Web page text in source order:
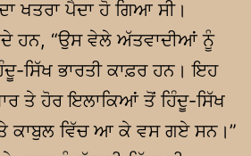
ਖਤਰਾ ਪੈਦਾ ਹੋ ਗਿਆ ਸੀ।
ਹਨ, “ਉਸ ਵੇਲੇ ਅੱਤਵਾਦੀਆਂ ਨੂੰ
ਸਿੱਖ ਭਾਰਤੀ ਕਾਫ਼ਰ ਹਨ। ਇਹ
ਤੇ ਹੋਰ ਇਲਾਕਿਆਂ ਤੋਂ ਹਿੰਦੂ-ਸਿੱਖ
ਤੇ ਕਾਬੁਲ ਵਿੱਚ ਆ ਕੇ ਵਸ ਗਏ ਸਨ।”